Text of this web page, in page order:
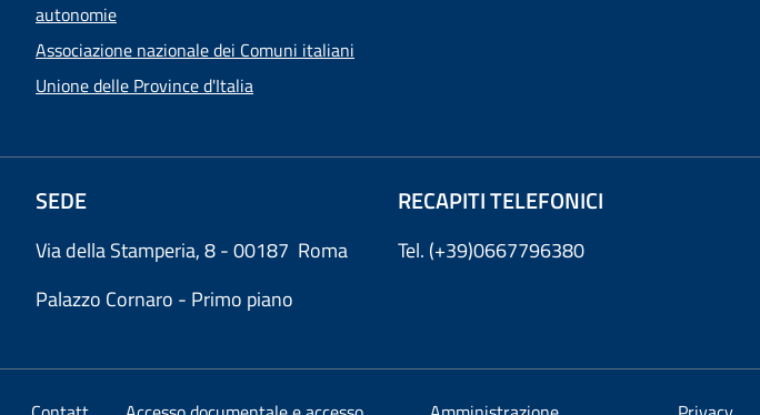
autonomie
Associazione nazionale dei Comuni italiani
Unione delle Province d'Italia
SEDE
Via della Stamperia, 8 - 00187 Roma
Palazzo Cornaro - Primo piano
RECAPITI TELEFONICI
Tel. (+39)0667796380